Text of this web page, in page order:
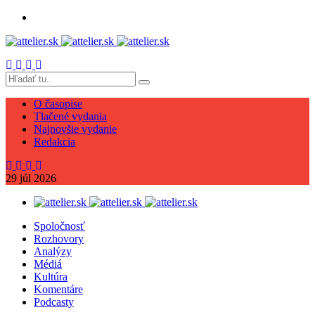
O časopise
Tlačené vydania
Najnovšie vydanie
Redakcia
29 júl 2026
Spoločnosť
Rozhovory
Analýzy
Médiá
Kultúra
Komentáre
Podcasty